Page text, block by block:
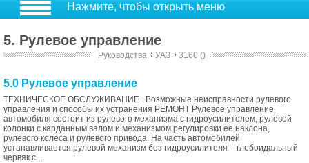
Нажмите, чтобы открыть меню
5. Рулевое управление
Руководства ￫ УАЗ ￫ 3160 ()
5.0 Рулевое управление
ТЕХНИЧЕСКОЕ ОБСЛУЖИВАНИЕ Возможные неиспpавности рулевого
управления и способы их устpанения РЕМОНТ Рулевое управление
автомобиля состоит из рулевого механизма с гидроусилителем, рулевой
колонки с карданным валом и механизмом регулировки ее наклона,
рулевого колеса и рулевого привода. На часть автомобилей
устанавливается рулевой механизм без гидроусилителя – глобоидальный
червяк с ...